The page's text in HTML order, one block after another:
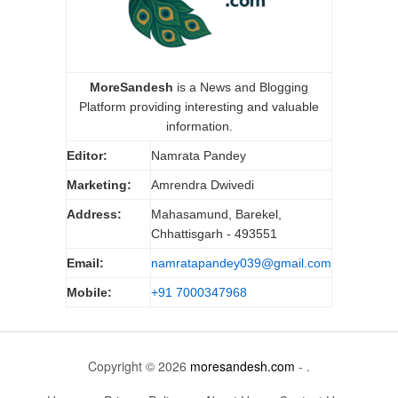
MoreSandesh is a News and Blogging
Platform providing interesting and valuable
information.
Editor: Namrata Pandey
Marketing: Amrendra Dwivedi
Address:
Mahasamund, Barekel,
Chhattisgarh - 493551
Email: namratapandey039@gmail.com
Mobile: +91 7000347968
Copyright © 2026 moresandesh.com - .